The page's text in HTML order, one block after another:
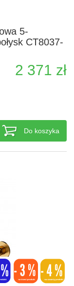
5-
CT8037-
2 371 zł
Do koszyka